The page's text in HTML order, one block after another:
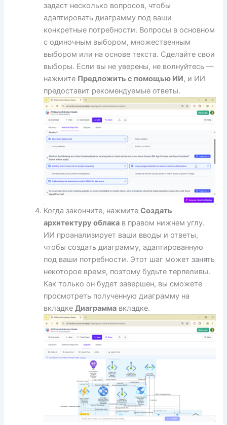
задаст несколько вопросов, чтобы
адаптировать диаграмму под ваши
конкретные потребности. Вопросы в основном
с одиночным выбором, множественным
выбором или на основе текста. Сделайте свои
выборы. Если вы не уверены, не волнуйтесь —
нажмите Предложить с помощью ИИ, и ИИ
предоставит рекомендуемые ответы.
Когда закончите, нажмитеСоздать
архитектуру облака в правом нижнем углу.
ИИ проанализирует ваши вводы и ответы,
чтобы создать диаграмму, адаптированную
под ваши потребности. Этот шаг может занять
некоторое время, поэтому будьте терпеливы.
Как только он будет завершен, вы сможете
просмотреть полученную диаграмму на
вкладкеДиаграмма вкладке.